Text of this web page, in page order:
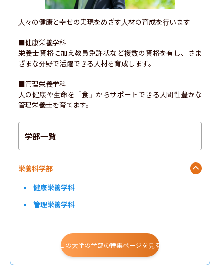
人々の健康と幸せの実現をめざす人材の育成を行います
■健康栄養学科
栄養士資格に加え教員免許状など複数の資格を有し、さま
ざまな分野で活躍できる人材を育成します。
■管理栄養学科
人の健康や生命を「食」からサポートできる人間性豊かな
管理栄養士を育てます。
学部一覧
栄養科学部
健康栄養学科
管理栄養学科
この大学の学部の特集ページを見る